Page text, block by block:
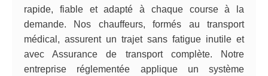
rapide, fiable et adapté à chaque course à la
demande. Nos chauffeurs, formés au transport
médical, assurent un trajet sans fatigue inutile et
avec Assurance de transport complète. Notre
entreprise réglementée applique un système